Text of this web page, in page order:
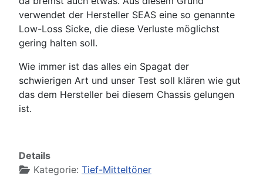
verwendet der Hersteller SEAS eine so genannte
Low-Loss Sicke, die diese Verluste möglichst
gering halten soll.
Wie immer ist das alles ein Spagat der
schwierigen Art und unser Test soll klären wie gut
das dem Hersteller bei diesem Chassis gelungen
ist.
Details
Kategorie: Tief-Mitteltöner